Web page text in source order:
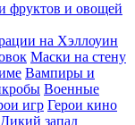
фруктов и овощей
на Хэллоуин
Маски на стену
Вампиры и
Военные
игр Герои кино
Дикий запад